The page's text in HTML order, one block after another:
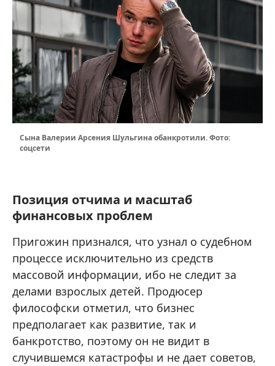
Сына Валерии Арсения Шульгина обанкротили. Фото:
соцсети
Позиция отчима и масштаб
финансовых проблем
Пригожин признался, что узнал о судебном
процессе исключительно из средств
массовой информации, ибо не следит за
делами взрослых детей. Продюсер
философски отметил, что бизнес
предполагает как развитие, так и
банкротство, поэтому он не видит в
случившемся катастрофы и не дает советов,